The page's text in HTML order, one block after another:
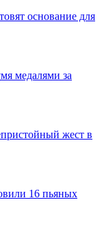
основание для
медалями за
жест в
16 пьяных